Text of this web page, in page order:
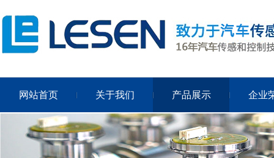
网站首页 关于我们 产品展示 企业